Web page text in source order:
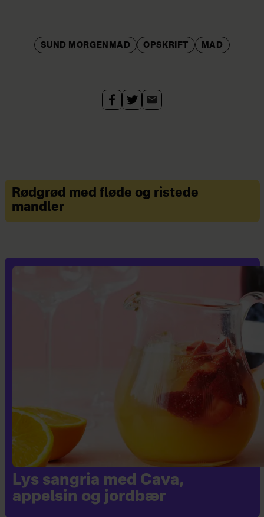
SUND MORGENMAD OPSKRIFT MAD
Rødgrød med fløde og ristede
mandler
Lys sangria med Cava,
appelsin og jordbær